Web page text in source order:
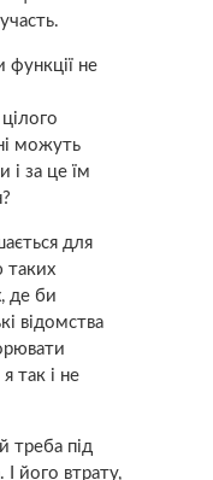
функції не
можуть
і за це їм
для
таких
де би
відомства
я так і не
треба під
його втрату,